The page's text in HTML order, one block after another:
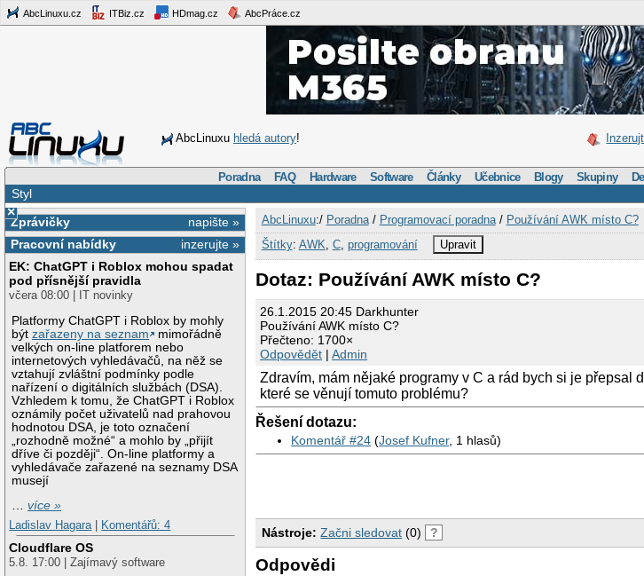
AbcLinuxu.cz ITBiz.cz HDmag.cz AbcPráce.cz
AbcLinuxu hledá autory!
Poradna FAQ Hardware Software Články Učebnice Blogy Skupiny
Styl
×
napište »
Zprávičky
inzerujte »
Pracovní nabídky
EK: ChatGPT i Roblox mohou spadat
pod přísnější pravidla
včera 08:00 | IT novinky
Platformy ChatGPT i Roblox by mohly
býtzařazeny na seznam
mimořádně
velkých on-line platforem nebo
internetových vyhledávačů, na něž se
vztahují zvláštní podmínky podle
nařízení o digitálních službách (DSA).
Vzhledem k tomu, že ChatGPT i Roblox
oznámily počet uživatelů nad prahovou
hodnotou DSA, je toto označení
„rozhodně možné“ a mohlo by „přijít
dříve či později“. On-line platformy a
vyhledávače zařazené na seznamy DSA
musejí
…více »
Ladislav Hagara
Komentářů: 4
Cloudflare OS
5.8. 17:00 | Zajímavý software
AbcLinuxu:/ Poradna/ Programovací poradna/ Používání AWK místo C?
Štítky: AWK C, programování Upravit
Dotaz: Používání AWK místo C?
26.1.2015 20:45 Darkhunter
Používání AWK místo C?
Přečteno: 1700×
Odpovědět |Admin
Zdravím, mám nějaké programy v C a rád bych si je přepsal
které se věnují tomuto problému?
Řešení dotazu:
Komentář #24 (Josef Kufner, 1 hlasů)
Nástroje: Začni sledovat (0) ?
Odpovědi